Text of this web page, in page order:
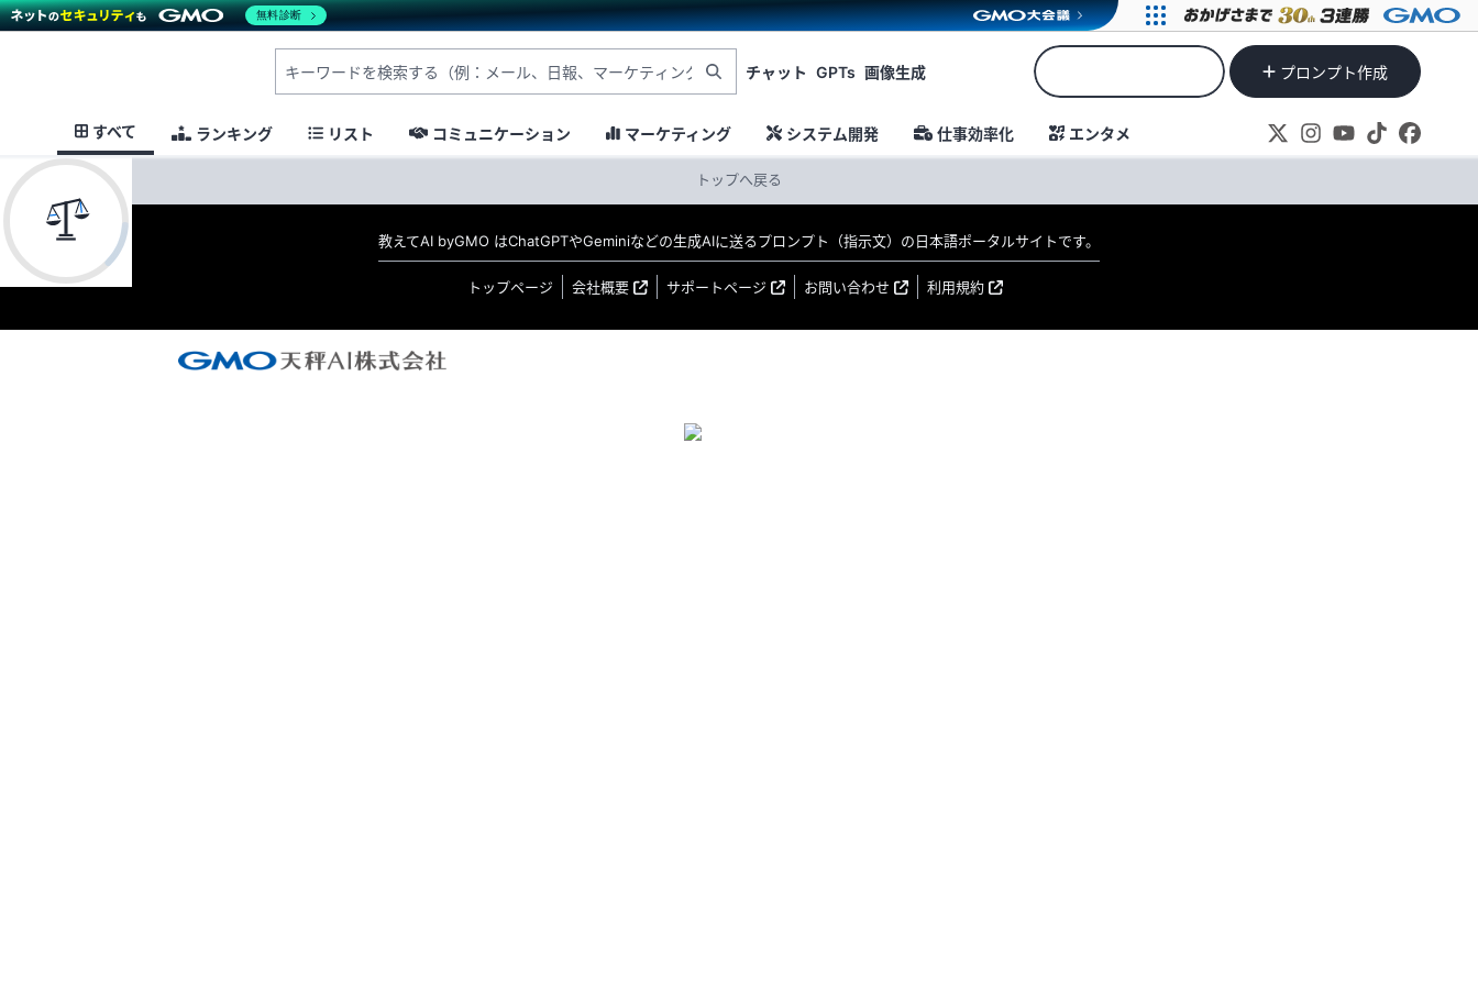
チャット GPTs 画像生成 プロンプト作成
すべて ランキング リスト コミュニケーション マーケティング システム開発 仕事効率化 エンタメ
トップへ戻る
教えてAI byGMO はChatGPTやGeminiなどの生成AIに送るプロンプト（指示文）の日本語ポータルサイトです。
トップページ 会社概要 サポートページ お問い合わせ 利用規約
無料診断